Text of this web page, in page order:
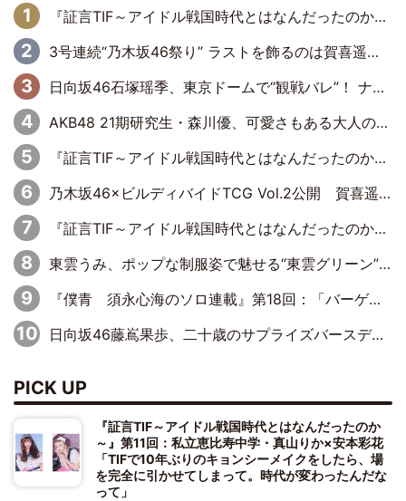
『証言TIF～アイドル戦国時代とはなんだったのか～』第6回：でんぱ組.inc・古川未鈴×相沢梨紗「『ハロプロやりたかったな』って言ったら、夢眠ねむさんに『てめえはでんぱ組．incなんだよ！』って肩パンされて(笑)」
3号連続“乃木坂46祭り” ラストを飾るのは賀喜遥香…5年ぶりの登場に「5年分大人になった私を見ていただけたら」
日向坂46石塚瑶季、東京ドームで“観戦バレ”！ ナイツ・塙も認めた「巨人に詳しすぎるアイドル」は元VENUSスクール生で杉内コーチ推し⁉
AKB48 21期研究生・森川優、可愛さもある大人の女性に
『証言TIF～アイドル戦国時代とはなんだったのか～』第10回：さくら学院・武藤彩未×飯田らうら「正直、中3で辞めるというのを信じてなくて。そう言われてはいたけど、嘘でしょって」
乃木坂46×ビルディバイドTCG Vol.2公開 賀喜遥香＆田村真佑が『京まふ』ステージに登壇
『証言TIF～アイドル戦国時代とはなんだったのか～』第8回：Negicco・Nao☆×Megu×Kaede「東京からオファーが来たのと、梨の皮剥きとどっちが大事なんだって」
東雲うみ、ポップな制服姿で魅せる“東雲グリーン”の正体
『僕青 須永心海のソロ連載』第18回：「バーゲンセールハンターみうな inしまむら」編
日向坂46藤嶌果歩、二十歳のサプライズバースデーに大喜び「頼られる先輩になれるように努力していきたい」
PICK UP
『証言TIF～アイドル戦国時代とはなんだったのか
～』第11回：私立恵比寿中学・真山りか×安本彩花
「TIFで10年ぶりのキョンシーメイクをしたら、場
を完全に引かせてしまって。時代が変わったんだな
って」